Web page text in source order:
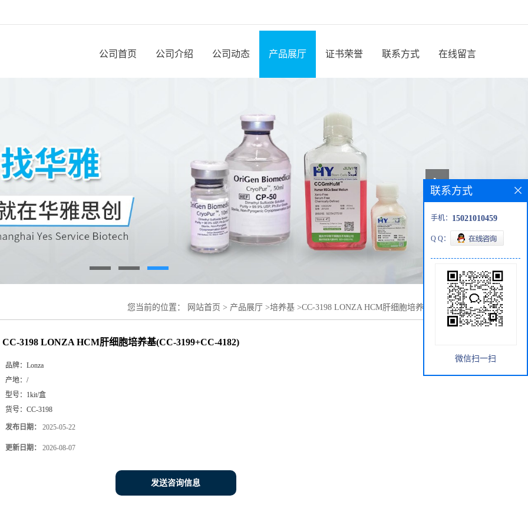
公司首页 公司介绍 公司动态 产品展厅 证书荣誉 联系方式 在线留言
您当前的位置： 网站首页 > 产品展厅 >培养基 >CC-3198 LONZA HCM肝细胞培养基(CC-
CC-3198 LONZA HCM肝细胞培养基(CC-3199+CC-4182)
品牌： Lonza
产地： /
型号： 1kit/盒
货号： CC-3198
发布日期： 2025-05-22
更新日期： 2026-08-07
发送咨询信息
联系方式
手机： 15021010459
Q Q：
微信扫一扫